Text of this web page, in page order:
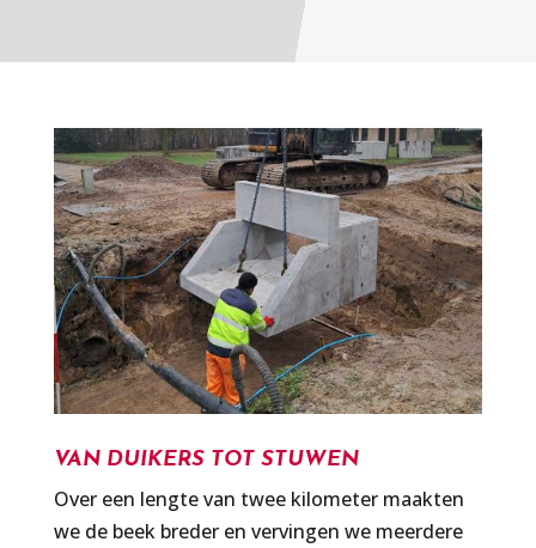
VAN DUIKERS TOT STUWEN
Over een lengte van twee kilometer maakten
we de beek breder en vervingen we meerdere